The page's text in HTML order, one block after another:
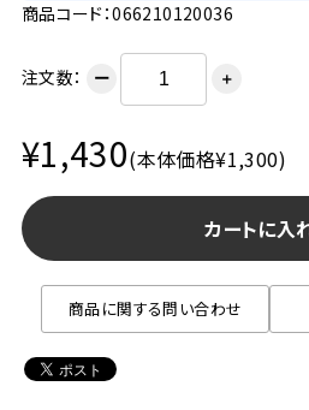
商品コード：066210120036
注文数： ー ＋
¥1,430(本体価格¥1,300)
カートに入
商品に関する問い合わせ